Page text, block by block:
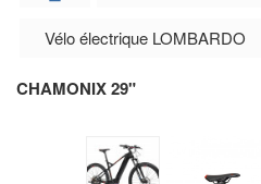
Vélo électrique LOMBARDO
CHAMONIX 29"